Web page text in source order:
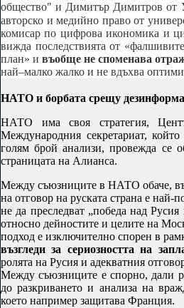
общество" и Димитър Димитров от
авторско и медийно право от
комисар по цифрова икономика и
вижда последствията от
план» ивъобще не споменава
най–малко жалко и не вдъхва
НАТО и борбата срещу
НАТО има своя стратегия,
Международния секретариат,
голям брой анализи, провежда се
страницата на Алианса.
Между съюзниците в НАТО обаче,
на отговор на руската страна е най-
не да преследват „победа над
относно дейностите и целите на
подход е изключително спорен в
възгледи за сериозността на
ролята на Русия и адекватния
Между съюзниците е спорно, дали
до разкриването и анализа на
което например защитава Франция.